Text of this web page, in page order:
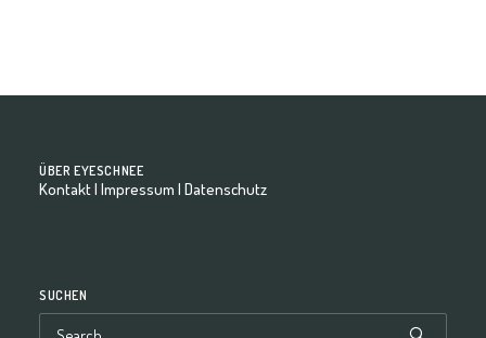
ÜBER EYESCHNEE
Kontakt| Impressum | Datenschutz
SUCHEN